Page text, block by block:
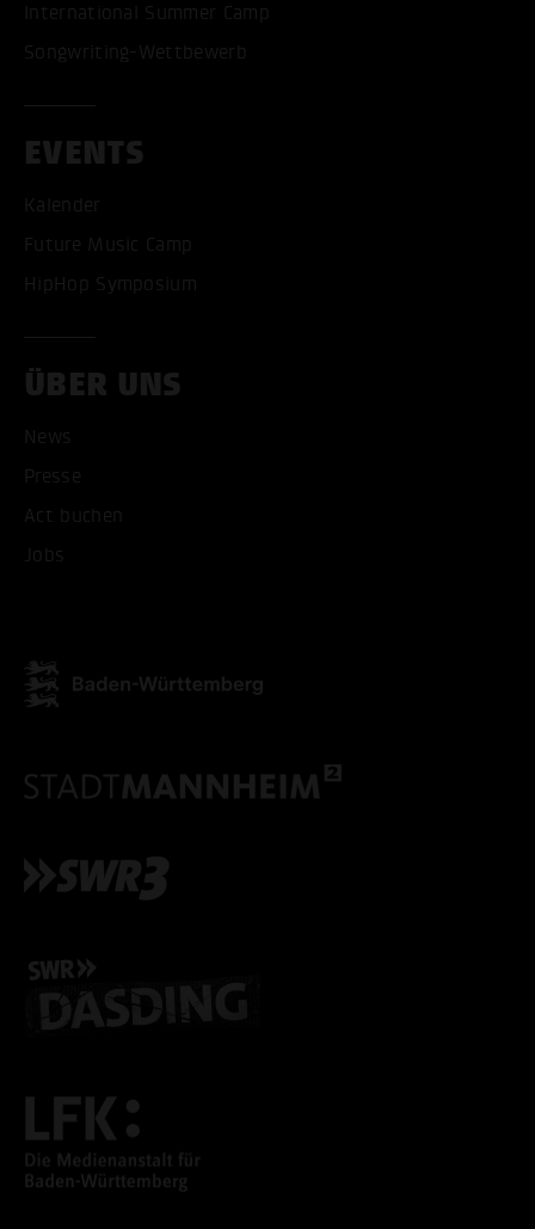
International Summer Camp
Songwriting-Wettbewerb
EVENTS
Kalender
Future Music Camp
HipHop Symposium
ÜBER UNS
News
Presse
Act buchen
Jobs